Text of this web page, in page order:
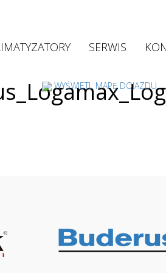
SERWIS
WYŚWIETL MAPĘ DOJAZDU